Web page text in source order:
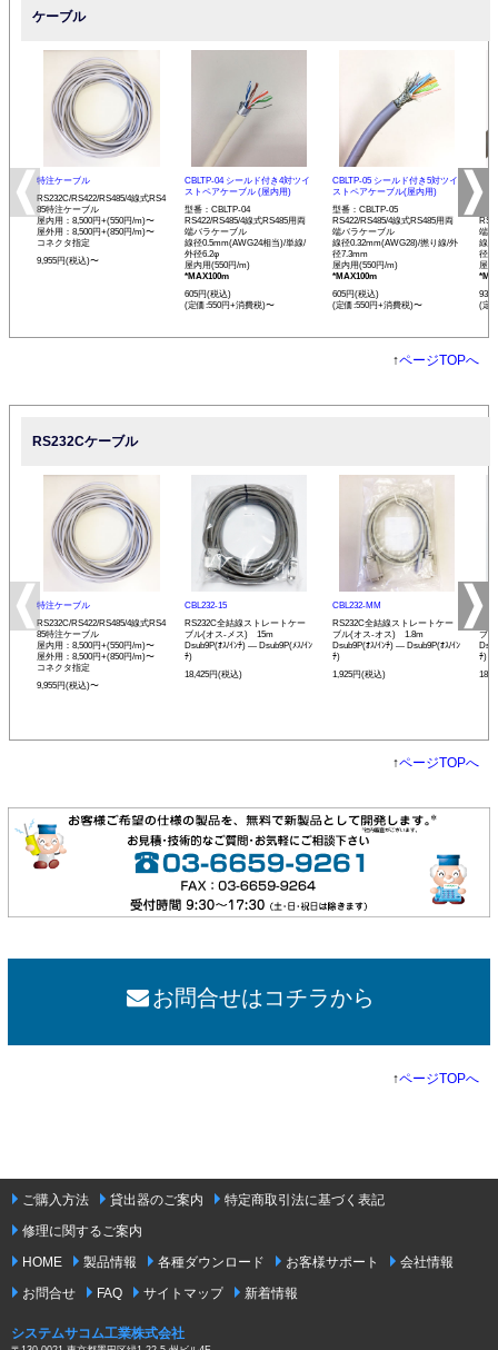
ケーブル
特注ケーブル
RS232C/RS422/RS485/4線式RS4
85特注ケーブル
屋内用：8,500円+(550円/m)〜
屋外用：8,500円+(850円/m)〜
コネクタ指定
9,955円(税込)〜
CBLTP-04 シールド付き4対ツイ
ストペアケーブル (屋内用)
型番：CBLTP-04
RS422/RS485/4線式RS485用両
端バラケーブル
線径0.5mm(AWG24相当)/単線/
外径6.2φ
屋内用(550円/m)
*MAX100m
605円(税込)
(定価:550円+消費税)〜
CBLTP-05 シールド付き5対ツイ
ストペアケーブル(屋内用)
型番：CBLTP-05
RS422/RS485/4線式RS485用両
端バラケーブル
線径0.32mm(AWG28)/撚り線/外
径7.3mm
屋内用(550円/m)
*MAX100m
605円(税込)
(定価:550円+消費税)〜
イ
端
線
径
屋
935
(定
↑ページTOPへ
RS232Cケーブル
特注ケーブル
RS232C/RS422/RS485/4線式RS4
85特注ケーブル
屋内用：8,500円+(550円/m)〜
屋外用：8,500円+(850円/m)〜
コネクタ指定
9,955円(税込)〜
CBL232-15
RS232C全結線ストレートケー
ブル(オス-メス) 15m
Dsub9P(ｵｽ/ｲﾝﾁ) ― Dsub9P(ﾒｽ/ｲﾝ
ﾁ)
18,425円(税込)
CBL232-MM
RS232C全結線ストレートケー
ブル(オス-オス) 1.8m
Dsub9P(ｵｽ/ｲﾝﾁ) ― Dsub9P(ｵｽ/ｲﾝ
ﾁ)
1,925円(税込)
ブ
ﾁ)
↑ページTOPへ
お問合せはコチラから
↑ページTOPへ
ご購入方法 貸出器のご案内
特定商取引法に基づく表記
修理に関するご案内
HOME
製品情報 各種ダウンロード お客様サポート
会社情報
お問合せ
FAQ サイトマップ 新着情報
システムサコム工業株式会社